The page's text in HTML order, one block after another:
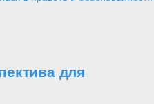
для